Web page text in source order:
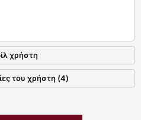
χρήστη
του χρήστη (4)